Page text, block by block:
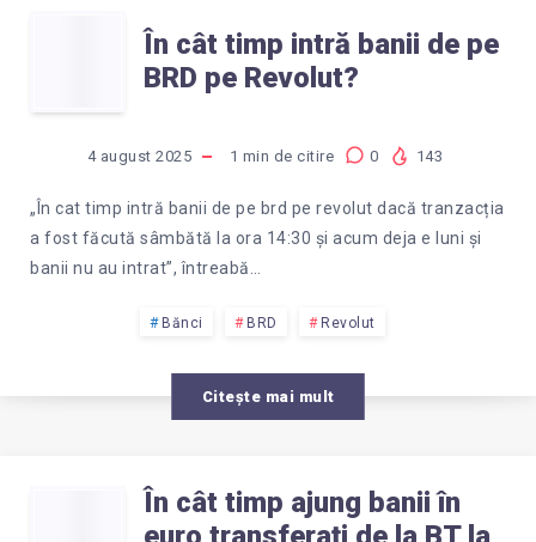
BANCA
TRANSILVANIA
ÎN
BCR
CÂT
TIMP
INTRĂ
BANII
PE
BRD
În cât timp intră banii de pe
BRD pe Revolut?
4 august 2025 1 min de citire 0 143
„În cat timp intră banii de pe brd pe revolut dacă tranzacția
a fost făcută sâmbătă la ora 14:30 și acum deja e luni și
banii nu au intrat”, întreabă…
Bănci BRD Revolut
Citește mai mult
În cât timp ajung banii în